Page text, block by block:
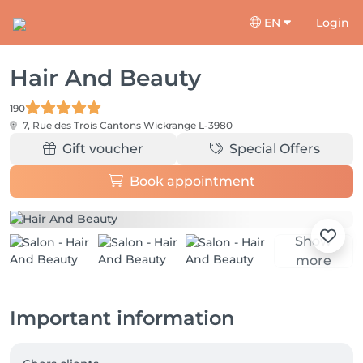
EN Login
Hair And Beauty
190
7, Rue des Trois Cantons Wickrange L-3980
Gift voucher Special Offers
Book appointment
Show
more
Important information